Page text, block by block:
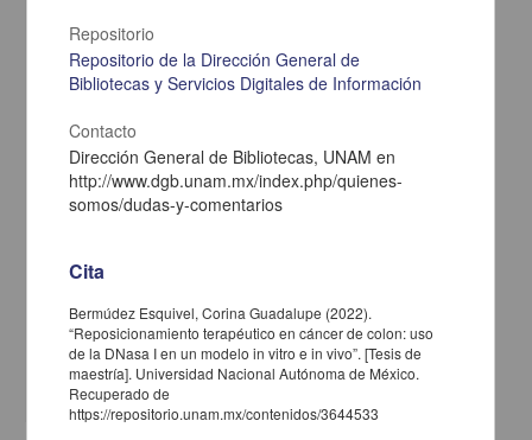
Señalización "inside-out" de CD13 a CR3
Díaz Álvarez, Laura
Biología y Química
Repositorio
Repositorio de la Dirección General de
Bibliotecas y Servicios Digitales de Información
Contacto
Dirección General de Bibliotecas, UNAM en
http://www.dgb.unam.mx/index.php/quienes-
somos/dudas-y-comentarios
Cita
Bermúdez Esquivel, Corina Guadalupe (2022).
“Reposicionamiento terapéutico en cáncer de colon: uso
de la DNasa I en un modelo in vitro e in vivo”. [Tesis de
maestría]. Universidad Nacional Autónoma de México.
Recuperado de
https://repositorio.unam.mx/contenidos/3644533